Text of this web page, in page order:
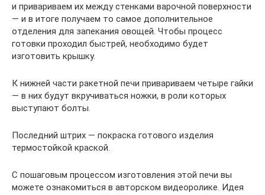
и привариваем их между стенками варочной поверхности
— и в итоге получаем то самое дополнительное
отделения для запекания овощей. Чтобы процесс
готовки проходил быстрей, необходимо будет
изготовить крышку.
К нижней части ракетной печи привариваем четыре гайки
— в них будут вкручиваться ножки, в роли которых
выступают болты.
Последний штрих — покраска готового изделия
термостойкой краской.
С пошаговым процессом изготовления этой печи вы
можете ознакомиться в авторском видеоролике. Идея